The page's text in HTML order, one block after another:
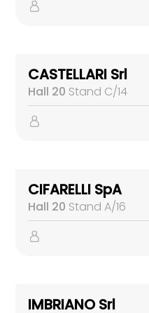
CASTELLARI Srl
Hall 20 Stand C/14
CIFARELLI SpA
Hall 20 Stand A/16
IMBRIANO Srl